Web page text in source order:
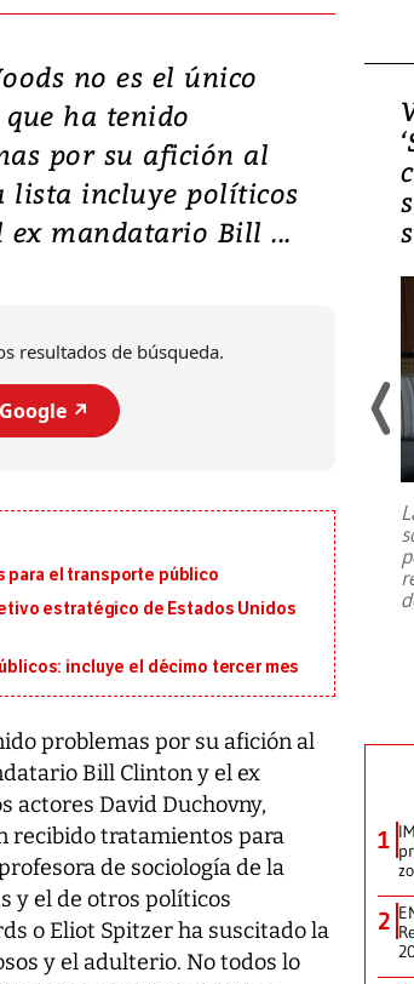
no es el único
ha tenido
por su afición al
lista incluye políticos
ex mandatario Bill ...
resultados de búsqueda.
↗️
para el transporte público
estratégico de Estados Unidos
incluye el décimo tercer mes
problemas por su afición al
Bill Clinton y el ex
actores David Duchovny,
recibido tratamientos para
de sociología de la
y el de otros políticos
o Eliot Spitzer ha suscitado la
y el adulterio. No todos lo
Video, Japón: Terremoto
deja heridos y graves
daños en Kumamoto
al sur de Japón, provocando una
1
2